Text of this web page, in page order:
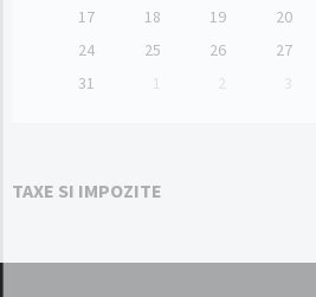
17
18 19 20
24
25 26 27
31
1 2 3
TAXE SI IMPOZITE